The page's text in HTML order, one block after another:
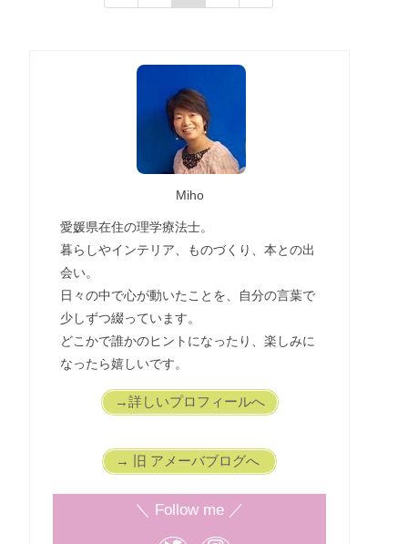
Miho
愛媛県在住の理学療法士。
暮らしやインテリア、ものづくり、本との出
会い。
日々の中で心が動いたことを、自分の言葉で
少しずつ綴っています。
どこかで誰かのヒントになったり、楽しみに
なったら嬉しいです。
→詳しいプロフィールへ
→ 旧 アメーバブログへ
＼ Follow me ／